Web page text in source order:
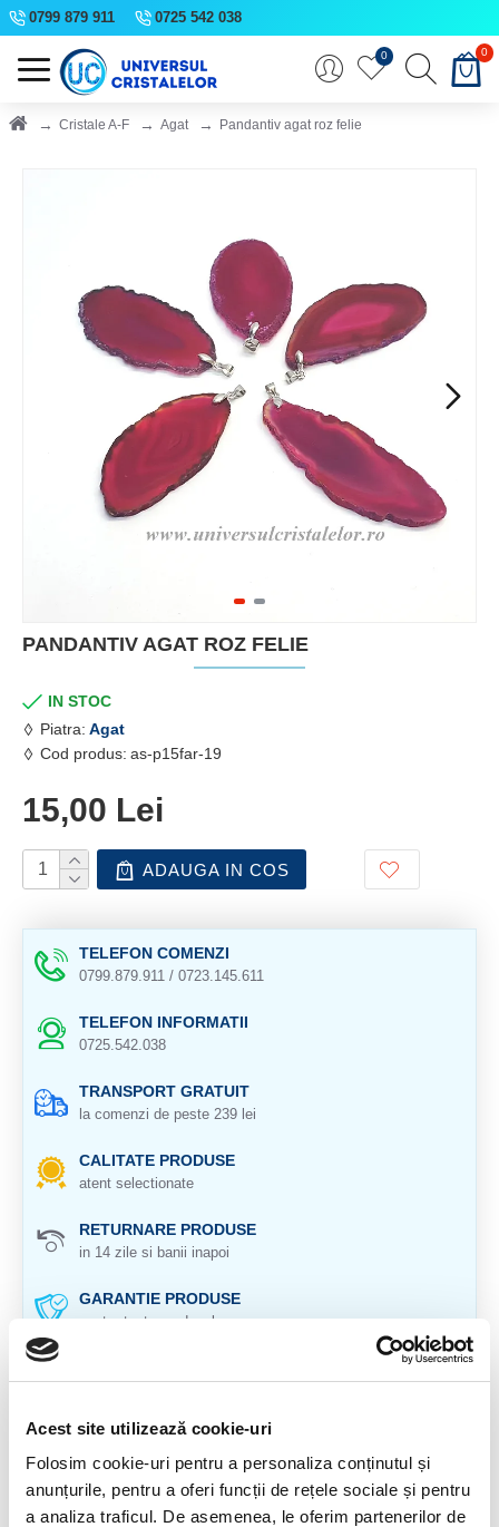
Acest site utilizează cookie-uri
Folosim cookie-uri pentru a personaliza conținutul și
anunțurile, pentru a oferi funcții de rețele sociale și pentru
a analiza traficul. De asemenea, le oferim partenerilor de
0799 879 911 0725 542 038
0 0
Cristale A-F Agat Pandantiv agat roz felie
PANDANTIV AGAT ROZ FELIE
IN STOC
Piatra: Agat
Cod produs: as-p15far-19
15,00 Lei
ADAUGA IN COS
TELEFON COMENZI
0799.879.911 / 0723.145.611
TELEFON INFORMATII
0725.542.038
TRANSPORT GRATUIT
la comenzi de peste 239 lei
CALITATE PRODUSE
atent selectionate
RETURNARE PRODUSE
in 14 zile si banii inapoi
GARANTIE PRODUSE
pentru toate produsele
Agat roz slefuit felie
Origine Brazilia
Cristal natural, dar vopsit